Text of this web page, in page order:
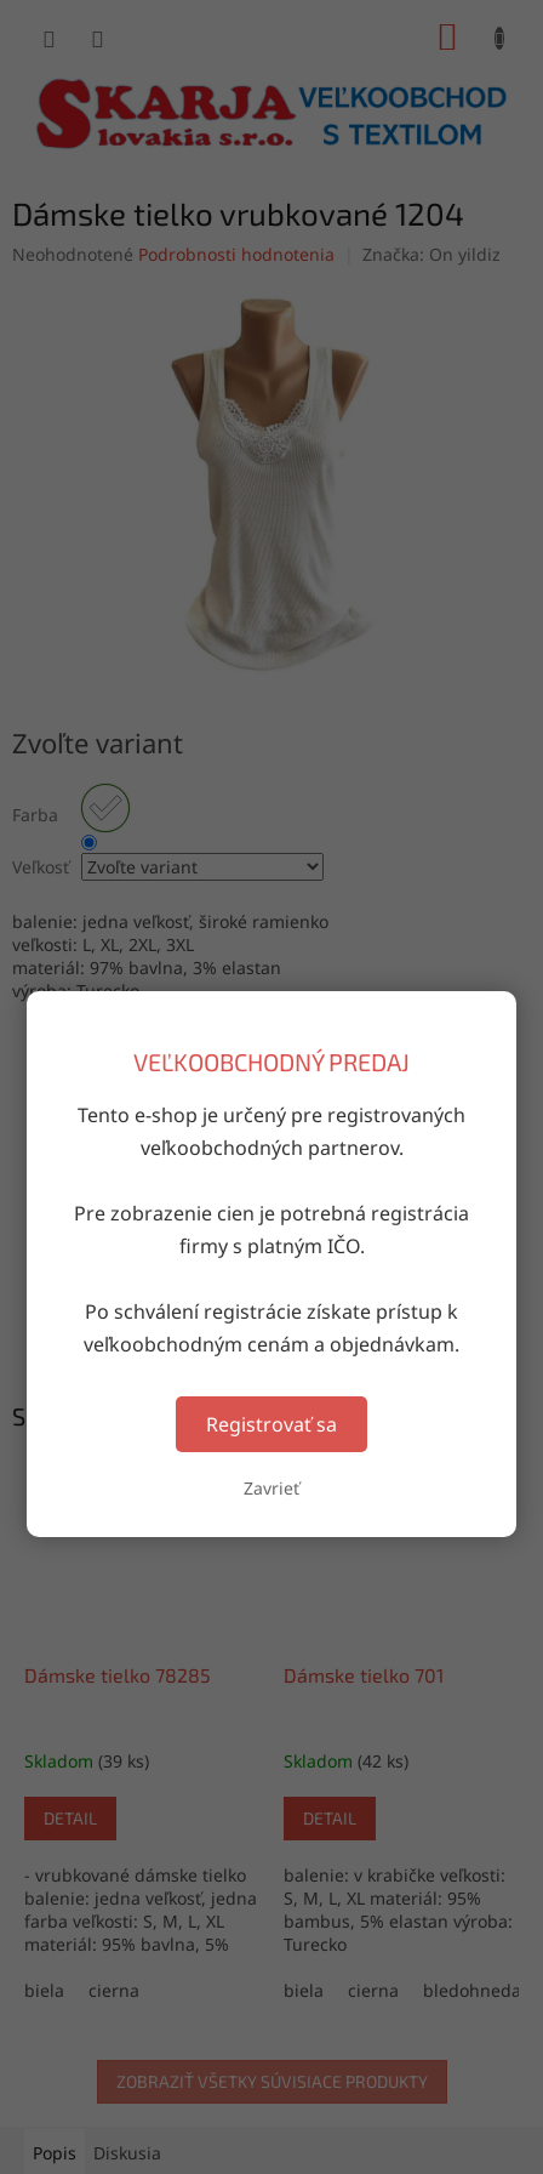
VEĽKOOBCHODNÝ PREDAJ
Tento e-shop je určený pre registrovaných
veľkoobchodných partnerov.
Pre zobrazenie cien je potrebná registrácia
firmy s platným IČO.
Po schválení registrácie získate prístup k
veľkoobchodným cenám a objednávkam.
Registrovať sa
Zavrieť
Dámske tielko vrubkované 1204
Priemerné
Neohodnotené Podrobnosti hodnotenia Značka: On yildiz
Zvoľte variant
Farba
Veľkosť
balenie: jedna veľkosť, široké ramienko
veľkosti: L, XL, 2XL, 3XL
materiál: 97% bavlna, 3% elastan
výroba: Turecko
Doručenie do druhého dňa
na akúkoľvek adresu
Garancia doručenia
nepoškodeného tovaru
Súvisiaci tovar
Dámske tielko 78285
Skladom (39 ks)
DETAIL
- vrubkované dámske tielko
balenie: jedna veľkosť, jedna
farba veľkosti: S, M, L, XL
materiál: 95% bavlna, 5%
biela
cierna
Dámske tielko 701
Skladom (42 ks)
DETAIL
balenie: v krabičke veľkosti:
S, M, L, XL materiál: 95%
bambus, 5% elastan výroba:
Turecko
biela
cierna bledohneda
ZOBRAZIŤ VŠETKY SÚVISIACE PRODUKTY
Popis Diskusia